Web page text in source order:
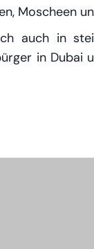
Moscheen
auch in
in Dubai